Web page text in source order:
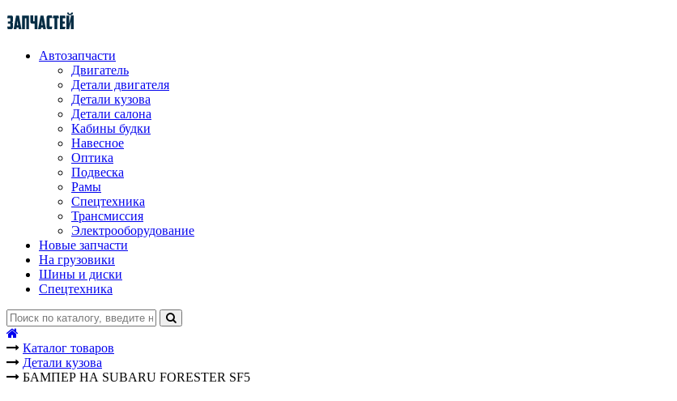
Автозапчасти
Двигатель
Детали двигателя
Детали кузова
Детали салона
Кабины будки
Навесное
Оптика
Подвеска
Рамы
Спецтехника
Трансмиссия
Электрооборудование
Новые запчасти
На грузовики
Шины и диски
Спецтехника
Каталог товаров
Детали кузова
БАМПЕР НА SUBARU FORESTER SF5